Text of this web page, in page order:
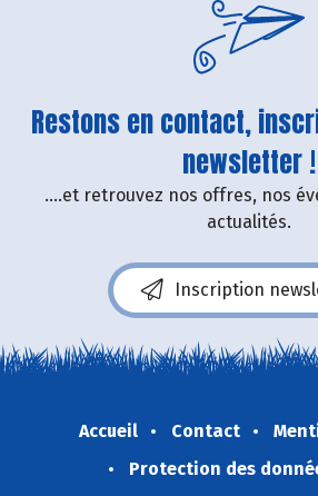
Restons en contact,
newsletter !
....et retrouvez nos offres, nos
actualités.
Inscription
Accueil Contact
Protection des